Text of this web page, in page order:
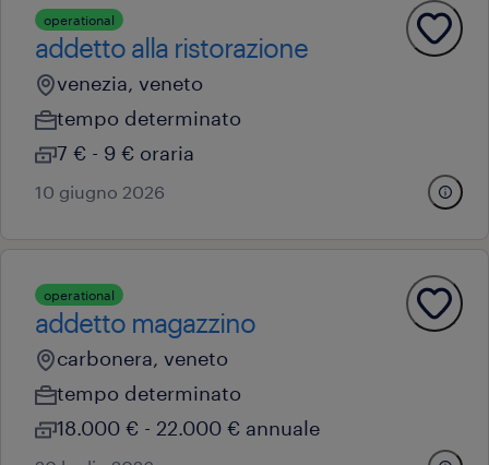
operational
addetto alla ristorazione
venezia, veneto
tempo determinato
7 € - 9 € oraria
10 giugno 2026
operational
addetto magazzino
carbonera, veneto
tempo determinato
18.000 € - 22.000 € annuale